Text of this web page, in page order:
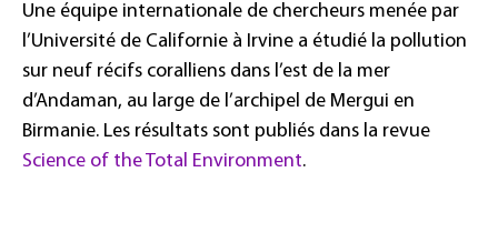
Une équipe internationale de chercheurs menée par
l’Université de Californie à Irvine a étudié la pollution
sur neuf récifs coralliens dans l’est de la mer
d’Andaman, au large de l’archipel de Mergui en
Birmanie. Les résultats sont publiés dans la revue
Science of the Total Environment.